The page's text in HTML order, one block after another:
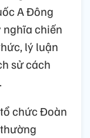
A Đông
nghĩa chiến
lý luận
sử cách
chức Đoàn